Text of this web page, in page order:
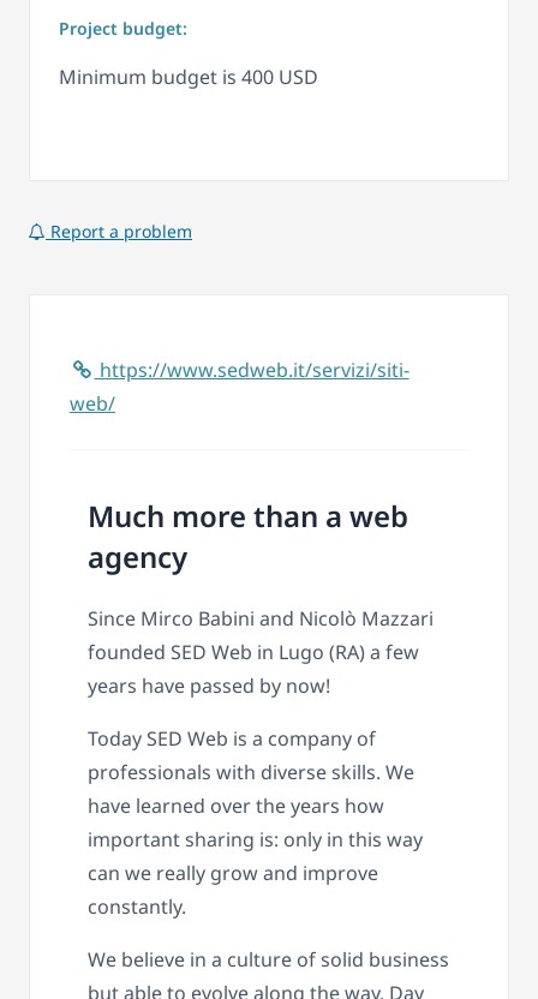
Project budget:
Minimum budget is 400 USD
Report a problem
https://www.sedweb.it/servizi/siti-
web/
Much more than a web
agency
Since Mirco Babini and Nicolò Mazzari
founded SED Web in Lugo (RA) a few
years have passed by now!
Today SED Web is a company of
professionals with diverse skills. We
have learned over the years how
important sharing is: only in this way
can we really grow and improve
constantly.
We believe in a culture of solid business
but able to evolve along the way. Day